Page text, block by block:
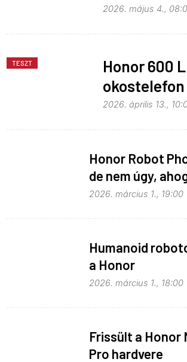
2026. május 4.,
TESZT
Honor 600
2026. április 13.,
Honor Robot
de nem úgy,
2026. március 1., 19:00
Humanoid
a Honor
2026. március 1., 18:00
Frissült a Honor
Pro hardvere